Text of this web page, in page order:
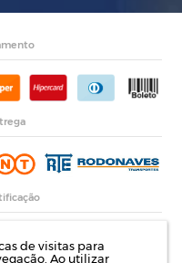
de visitas para
Ao utilizar